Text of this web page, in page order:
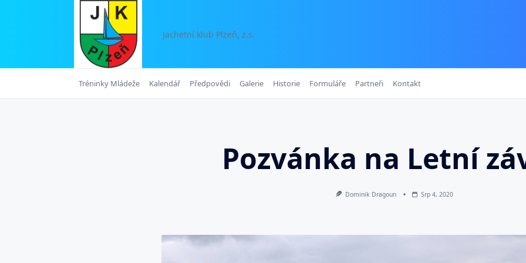
Jachetní klub Plzeň, z.s.
Tréninky Mládeže Kalendář Předpovědi Galerie Historie Formuláře Partneři Kontakt
Pozvánka na Letní
Dominik Dragoun Srp 4, 2020